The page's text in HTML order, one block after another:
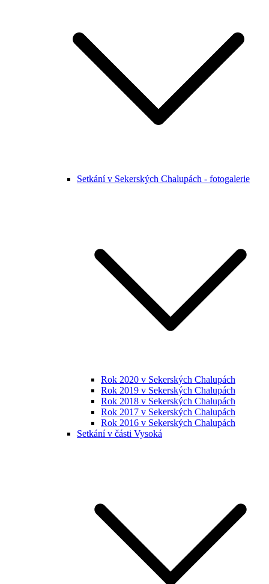
Setkání v Sekerských Chalupách - fotogalerie
Rok 2020 v Sekerských Chalupách
Rok 2019 v Sekerských Chalupách
Rok 2018 v Sekerských Chalupách
Rok 2017 v Sekerských Chalupách
Rok 2016 v Sekerských Chalupách
Setkání v části Vysoká